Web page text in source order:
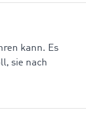
kann. Es
sie nach